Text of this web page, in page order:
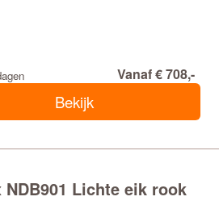
Vanaf € 708,-
Bekijk
NDB901 Lichte eik rook